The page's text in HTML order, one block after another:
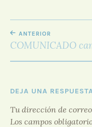
NAVEGACIÓN
DE
ENTRADAS
ANTERIOR
COMUNICADO
DEJA UNA
Tu dirección de
Los campos